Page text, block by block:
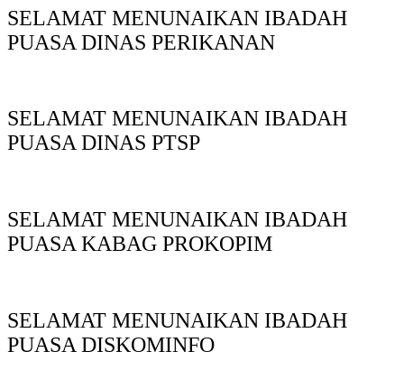
SELAMAT MENUNAIKAN IBADAH
PUASA DINAS PERIKANAN
SELAMAT MENUNAIKAN IBADAH
PUASA DINAS PTSP
SELAMAT MENUNAIKAN IBADAH
PUASA KABAG PROKOPIM
SELAMAT MENUNAIKAN IBADAH
PUASA DISKOMINFO